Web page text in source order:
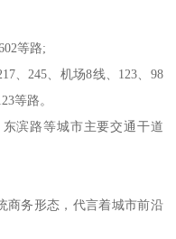
等路;
、245、机场8线、123、98
等路。
滨路等城市主要交通干道
商务形态，代言着城市前沿